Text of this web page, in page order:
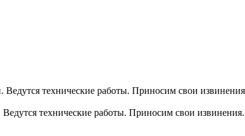
технические работы. Приносим свои
технические работы. Приносим свои